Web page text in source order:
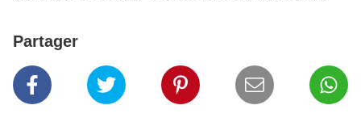
Partager